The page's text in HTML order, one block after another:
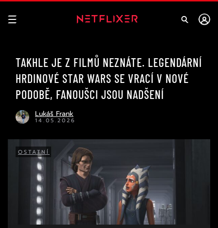
TAKHLE JE Z FILMŮ NEZNÁTE. LEGENDÁRNÍ
HRDINOVÉ STAR WARS SE VRACÍ V NOVÉ
PODOBĚ, FANOUŠCI JSOU NADŠENÍ
Lukáš Frank
14.05.2026
OSTATNÍ